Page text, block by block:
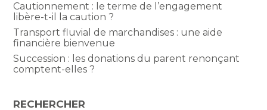
Cautionnement : le terme de l’engagement
libère-t-il la caution ?
Transport fluvial de marchandises : une aide
financière bienvenue
Succession : les donations du parent renonçant
comptent-elles ?
RECHERCHER